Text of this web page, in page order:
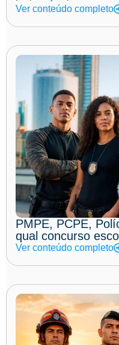
Ver conteúdo completo
PMPE, PCPE,
qual concurso
Ver conteúdo completo